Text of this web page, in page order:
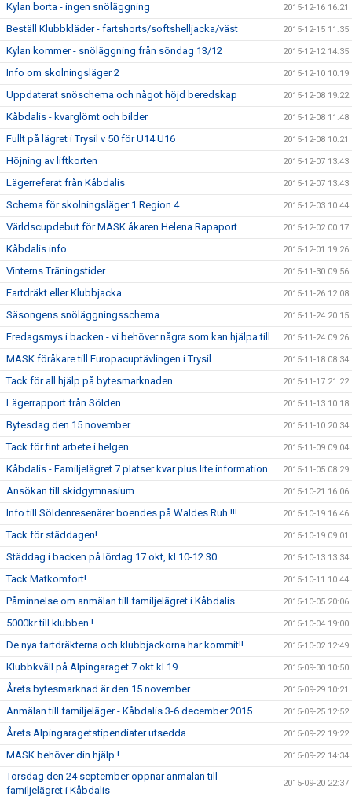
Kylan borta - ingen snöläggning 2015-12-16 16:21
Beställ Klubbkläder - fartshorts/softshelljacka/väst 2015-12-15 11:35
Kylan kommer - snöläggning från söndag 13/12 2015-12-12 14:35
Info om skolningsläger 2 2015-12-10 10:19
Uppdaterat snöschema och något höjd beredskap 2015-12-08 19:22
Kåbdalis - kvarglömt och bilder 2015-12-08 11:48
Fullt på lägret i Trysil v 50 för U14 U16 2015-12-08 10:21
Höjning av liftkorten 2015-12-07 13:43
Lägerreferat från Kåbdalis 2015-12-07 13:43
Schema för skolningsläger 1 Region 4 2015-12-03 10:44
Världscupdebut för MASK åkaren Helena Rapaport 2015-12-02 00:17
Kåbdalis info 2015-12-01 19:26
Vinterns Träningstider 2015-11-30 09:56
Fartdräkt eller Klubbjacka 2015-11-26 12:08
Säsongens snöläggningsschema 2015-11-24 20:15
Fredagsmys i backen - vi behöver några som kan hjälpa till 2015-11-24 09:26
MASK föråkare till Europacuptävlingen i Trysil 2015-11-18 08:34
Tack för all hjälp på bytesmarknaden 2015-11-17 21:22
Lägerrapport från Sölden 2015-11-13 10:18
Bytesdag den 15 november 2015-11-10 20:34
Tack för fint arbete i helgen 2015-11-09 09:04
Kåbdalis - Familjelägret 7 platser kvar plus lite information 2015-11-05 08:29
Ansökan till skidgymnasium 2015-10-21 16:06
Info till Söldenresenärer boendes på Waldes Ruh !!! 2015-10-19 16:46
Tack för städdagen! 2015-10-19 09:01
Städdag i backen på lördag 17 okt, kl 10-12.30 2015-10-13 13:34
Tack Matkomfort! 2015-10-11 10:44
Påminnelse om anmälan till familjelägret i Kåbdalis 2015-10-05 20:06
5000kr till klubben ! 2015-10-04 19:00
De nya fartdräkterna och klubbjackorna har kommit!! 2015-10-02 12:49
Klubbkväll på Alpingaraget 7 okt kl 19 2015-09-30 10:50
Årets bytesmarknad är den 15 november 2015-09-29 10:21
Anmälan till familjeläger - Kåbdalis 3-6 december 2015 2015-09-25 12:52
Årets Alpingaragetstipendiater utsedda 2015-09-22 19:22
MASK behöver din hjälp ! 2015-09-22 14:34
Torsdag den 24 september öppnar anmälan till
familjelägret i Kåbdalis
2015-09-20 22:37